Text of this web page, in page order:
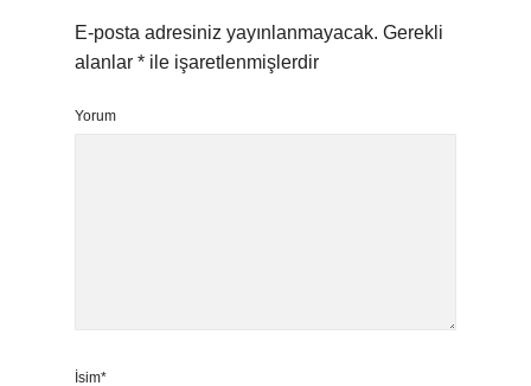
E-posta adresiniz yayınlanmayacak. Gerekli
alanlar * ile işaretlenmişlerdir
Yorum
İsim*